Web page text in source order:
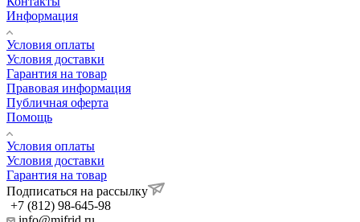
Информация
Условия оплаты
Условия доставки
Гарантия на товар
Правовая информация
Публичная оферта
Помощь
Условия оплаты
Условия доставки
Гарантия на товар
Подписаться на рассылку
+7 (812) 98-645-98